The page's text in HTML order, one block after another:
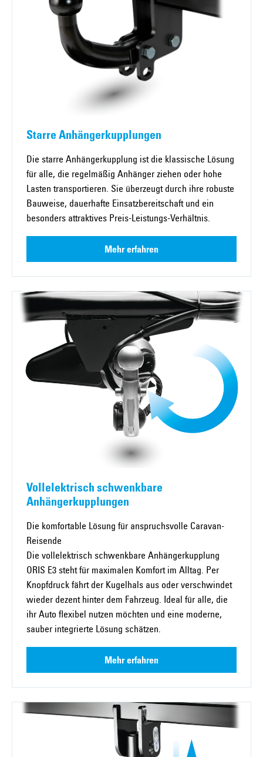
Starre Anhängerkupplungen
Die starre Anhängerkupplung ist die klassische Lösung
für alle, die regelmäßig Anhänger ziehen oder hohe
Lasten transportieren. Sie überzeugt durch ihre robuste
Bauweise, dauerhafte Einsatzbereitschaft und ein
besonders attraktives Preis-Leistungs-Verhältnis.
Mehr erfahren
Vollelektrisch schwenkbare
Anhängerkupplungen
Die komfortable Lösung für anspruchsvolle Caravan-
Reisende
Die vollelektrisch schwenkbare Anhängerkupplung
ORIS E3 steht für maximalen Komfort im Alltag. Per
Knopfdruck fährt der Kugelhals aus oder verschwindet
wieder dezent hinter dem Fahrzeug. Ideal für alle, die
ihr Auto flexibel nutzen möchten und eine moderne,
sauber integrierte Lösung schätzen.
Mehr erfahren